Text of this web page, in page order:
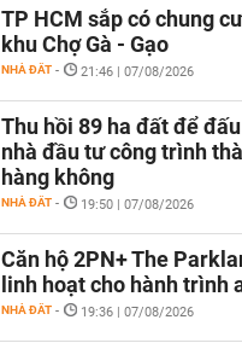
TP HCM sắp có chung
khu Chợ Gà - Gạo
NHÀ ĐẤT - 21:46 | 07/08/2026
Thu hồi 89 ha đất để
nhà đầu tư công trình
hàng không
NHÀ ĐẤT - 19:50 | 07/08/2026
Căn hộ 2PN+ The
linh hoạt cho hành trình
NHÀ ĐẤT - 19:36 | 07/08/2026